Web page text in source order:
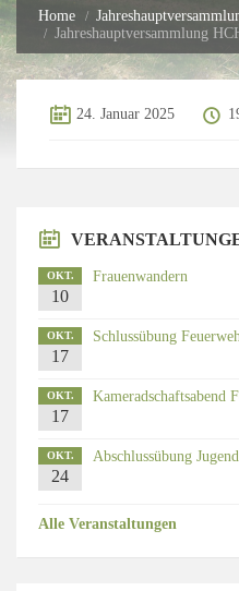
Home
Jahreshauptversammlung
24. Januar 2025
OKT.
10
Frauenwandern
OKT.
17
Schlussübung
OKT.
17
Kameradschaftsabend
OKT.
24
Abschlussübung
Alle Veranstaltungen